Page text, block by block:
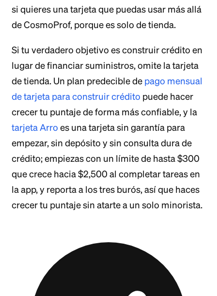
si quieres una tarjeta que puedas usar más allá
de CosmoProf, porque es solo de tienda.
Si tu verdadero objetivo es construir crédito en
lugar de financiar suministros, omite la tarjeta
de tienda. Un plan predecible de pago mensual
de tarjeta para construir crédito puede hacer
crecer tu puntaje de forma más confiable, y la
tarjeta Arro es una tarjeta sin garantía para
empezar, sin depósito y sin consulta dura de
crédito; empiezas con un límite de hasta $300
que crece hacia $2,500 al completar tareas en
la app, y reporta a los tres burós, así que haces
crecer tu puntaje sin atarte a un solo minorista.